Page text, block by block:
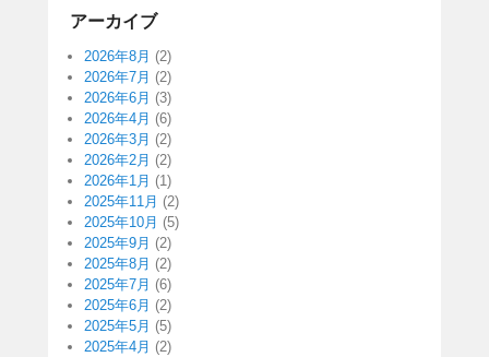
アーカイブ
2026年8月 (2)
2026年7月 (2)
2026年6月 (3)
2026年4月 (6)
2026年3月 (2)
2026年2月 (2)
2026年1月 (1)
2025年11月 (2)
2025年10月 (5)
2025年9月 (2)
2025年8月 (2)
2025年7月 (6)
2025年6月 (2)
2025年5月 (5)
2025年4月 (2)